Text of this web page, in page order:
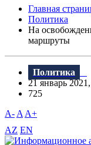
Главная
Политика
На
маршруты
Политика
21 январь
725
A- A A+
AZ EN